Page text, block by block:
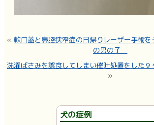
« 軟口蓋と鼻腔狭窄症の日帰りレーザー手術
の男の子
洗濯ばさみを誤食してしまい催吐処置をした
»
犬の症例